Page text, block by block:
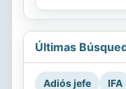
Últimas
Adiós jefe IFA